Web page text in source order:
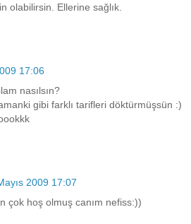
olabilirsin. Ellerine sağlık.
17:06
nasılsın?
gibi farklı tarifleri döktürmüşsün :)
2009 17:07
çok hoş olmuş canım nefiss:))